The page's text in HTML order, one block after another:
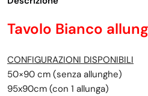
Tavolo Bianco
CONFIGURAZIONI DISPONIBILI
50×90 cm (senza allunghe)
95x90cm (con 1 allunga)